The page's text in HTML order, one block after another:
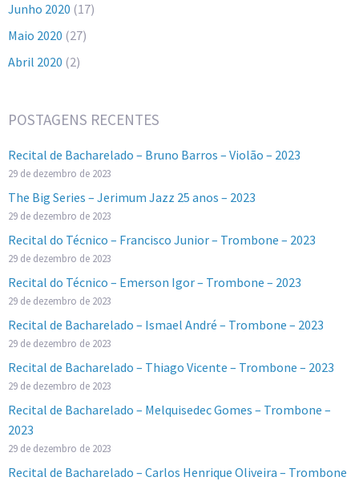
Junho 2020 (17)
Maio 2020 (27)
Abril 2020 (2)
POSTAGENS RECENTES
Recital de Bacharelado – Bruno Barros – Violão – 2023
29 de dezembro de 2023
The Big Series – Jerimum Jazz 25 anos – 2023
29 de dezembro de 2023
Recital do Técnico – Francisco Junior – Trombone – 2023
29 de dezembro de 2023
Recital do Técnico – Emerson Igor – Trombone – 2023
29 de dezembro de 2023
Recital de Bacharelado – Ismael André – Trombone – 2023
29 de dezembro de 2023
Recital de Bacharelado – Thiago Vicente – Trombone – 2023
29 de dezembro de 2023
Recital de Bacharelado – Melquisedec Gomes – Trombone –
2023
29 de dezembro de 2023
Recital de Bacharelado – Carlos Henrique Oliveira – Trombone